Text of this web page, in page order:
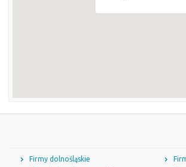
Firmy dolnośląskie